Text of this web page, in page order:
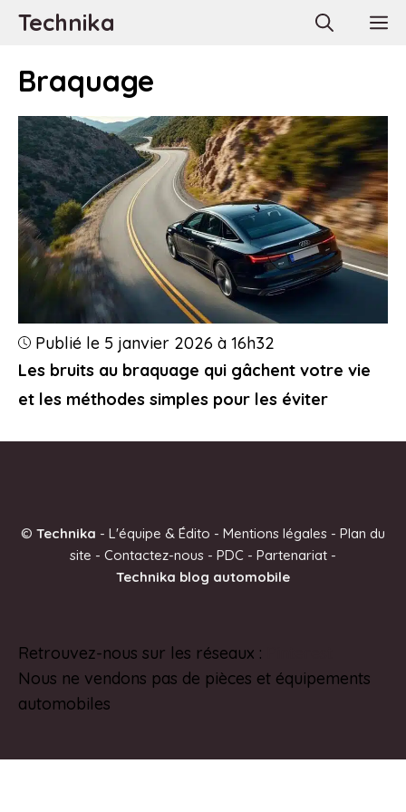
AllerTechnika
Braquage
Les bruits au braquage qui gâchent votre vie
et les méthodes simples pour les éviter
Publié le 5 janvier 2026 à 16h32
© Technika - L'équipe & Édito - Mentions légales - Plan du
site - Contactez-nous - PDC - Partenariat -
Technika blog automobile
Retrouvez-nous sur les réseaux :
Nous ne vendons pas de pièces et équipements
automobiles